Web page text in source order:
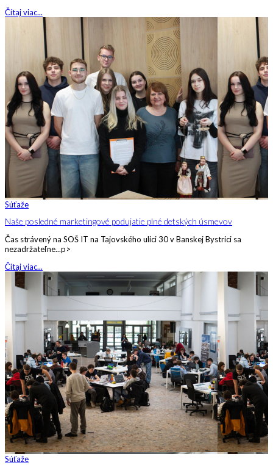
Čítaj viac...
Súťaže
Naše posledné marketingové podujatie plné detských úsmevov
Čas strávený na SOŠ IT na Tajovského ulici 30 v Banskej Bystrici sa
nezadržateľne...p>
Čítaj viac...
Súťaže